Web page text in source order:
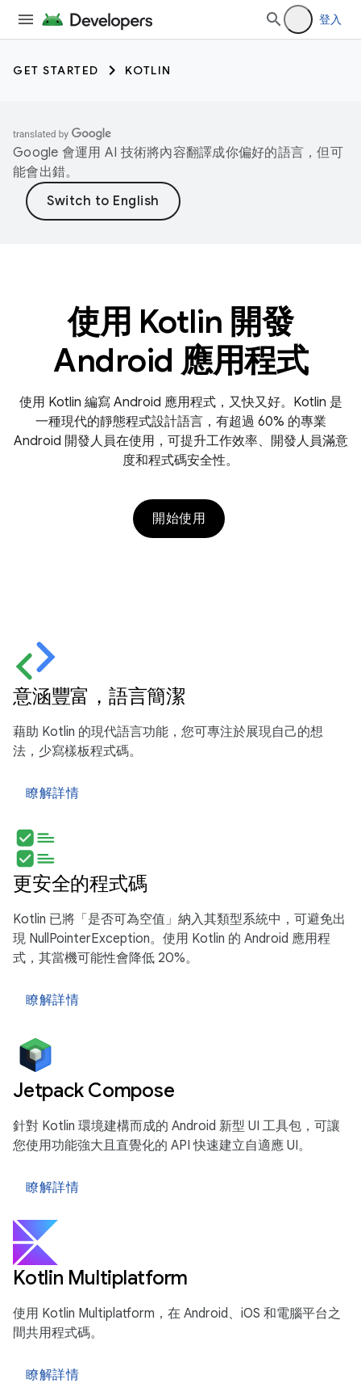
登入
GET STARTED KOTLIN
Google 會運用 AI 技術將內容翻譯成你偏好的語言，但可
能會出錯。
使用 Kotlin 開發
Android 應用程式
使用 Kotlin 編寫 Android 應用程式，又快又好。Kotlin 是
一種現代的靜態程式設計語言，有超過 60% 的專業
Android 開發人員在使用，可提升工作效率、開發人員滿意
度和程式碼安全性。
開始使用
意涵豐富，語言簡潔
藉助 Kotlin 的現代語言功能，您可專注於展現自己的想
法，少寫樣板程式碼。
瞭解詳情
更安全的程式碼
Kotlin 已將「是否可為空值」納入其類型系統中，可避免出
現 NullPointerException。使用 Kotlin 的 Android 應用程
式，其當機可能性會降低 20%。
瞭解詳情
Jetpack Compose
針對 Kotlin 環境建構而成的 Android 新型 UI 工具包，可讓
您使用功能強大且直覺化的 API 快速建立自適應 UI。
瞭解詳情
Kotlin Multiplatform
使用 Kotlin Multiplatform，在 Android、iOS 和電腦平台之
間共用程式碼。
瞭解詳情